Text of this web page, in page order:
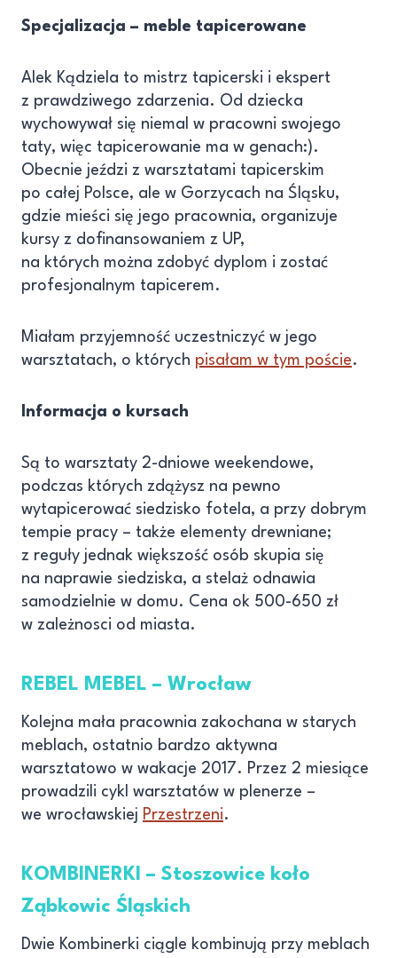
Specjalizacja – meble tapicerowane
Alek Kądziela to mistrz tapicerski i ekspert
z prawdziwego zdarzenia. Od dziecka
wychowywał się niemal w pracowni swojego
taty, więc tapicerowanie ma w genach:).
Obecnie jeździ z warsztatami tapicerskim
po całej Polsce, ale w Gorzycach na Śląsku,
gdzie mieści się jego pracownia, organizuje
kursy z dofinansowaniem z UP,
na których można zdobyć dyplom i zostać
profesjonalnym tapicerem.
Miałam przyjemność uczestniczyć w jego
warsztatach, o których pisałam w tym poście.
Informacja o kursach
Są to warsztaty 2-dniowe weekendowe,
podczas których zdążysz na pewno
wytapicerować siedzisko fotela, a przy dobrym
tempie pracy – także elementy drewniane;
z reguły jednak większość osób skupia się
na naprawie siedziska, a stelaż odnawia
samodzielnie w domu. Cena ok 500-650 zł
w zależnosci od miasta.
REBEL MEBEL – Wrocław
Kolejna mała pracownia zakochana w starych
meblach, ostatnio bardzo aktywna
warsztatowo w wakacje 2017. Przez 2 miesiące
prowadzili cykl warsztatów w plenerze –
we wrocławskiej Przestrzeni.
KOMBINERKI – Stoszowice koło
Ząbkowic Śląskich
Dwie Kombinerki ciągle kombinują przy meblach